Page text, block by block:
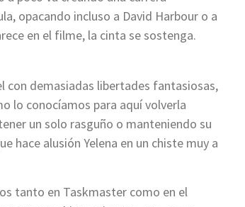
opacando incluso a David Harbour o a
en el filme, la cinta se sostenga.
con demasiadas libertades fantasiosas,
lo conocíamos para aquí volverla
un solo rasguño o manteniendo su
hace alusión Yelena en un chiste muy a
tanto en Taskmaster como en el